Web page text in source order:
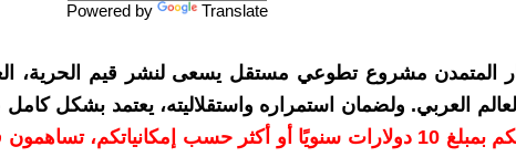
Powered by Translate
المتمدن مشروع تطوعي مستقل يسعى لنشر قيم الحرية،
العربي. ولضمان استمراره واستقلاليته، يعتمد بشكل
بدعمكم بمبلغ 10 دولارات سنويًا أو أكثر حسب إمكانياتكم،